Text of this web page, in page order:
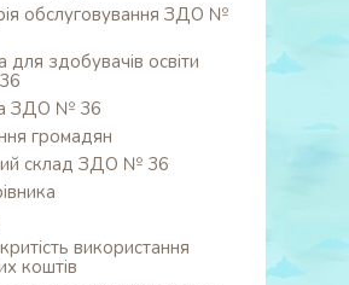
обслуговування ЗДО №
для здобувачів освіти
ЗДО № 36
громадян
склад ЗДО № 36
використання
коштів